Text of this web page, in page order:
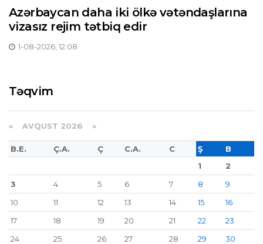
Azərbaycan daha iki ölkə vətəndaşlarına
vizasız rejim tətbiq edir
1-08-2026, 12:08
Təqvim
« AVQUST 2026 »
B.E. Ç.A. Ç C.A. C Ş
B
1
2
3
4 5 6 7 8
9
10
11 12 13 14 15
16
17
18 19 20 21 22
23
24
25 26 27 28 29
30